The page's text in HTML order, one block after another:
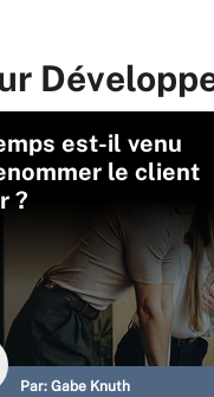
est-il venu
le client
?
Par: Gabe Knuth